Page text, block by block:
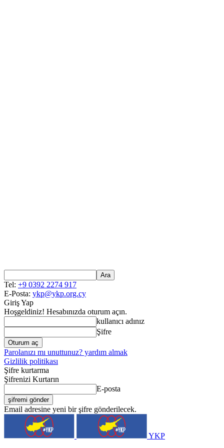
Tel: +9 0392 2274 917
E-Posta: ykp@ykp.org.cy
Giriş Yap
Hoşgeldiniz! Hesabınızda oturum açın.
kullanıcı adınız
Şifre
Parolanızı mı unuttunuz? yardım almak
Gizlilik politikası
Şifre kurtarma
Şifrenizi Kurtarın
E-posta
Email adresine yeni bir şifre gönderilecek.
YKP